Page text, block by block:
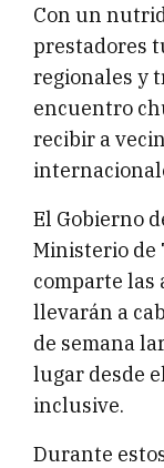
Con un
prestadores
regionales y
encuentro
recibir a
El Gobierno
Ministerio de
comparte las
llevarán a
de semana
lugar desde
inclusive.
Durante